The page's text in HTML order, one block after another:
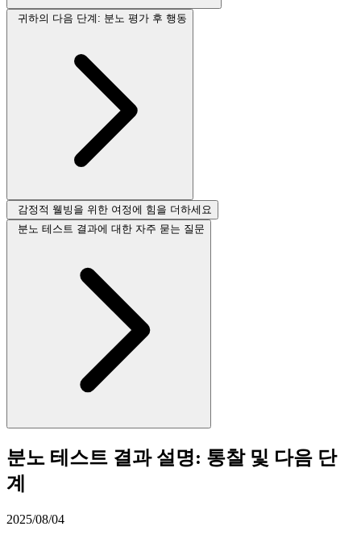
귀하의 다음 단계: 분노 평가 후 행동
감정적 웰빙을 위한 여정에 힘을 더하세요
분노 테스트 결과에 대한 자주 묻는 질문
분노 테스트 결과 설명: 통찰 및 다음 단
계
2025/08/04